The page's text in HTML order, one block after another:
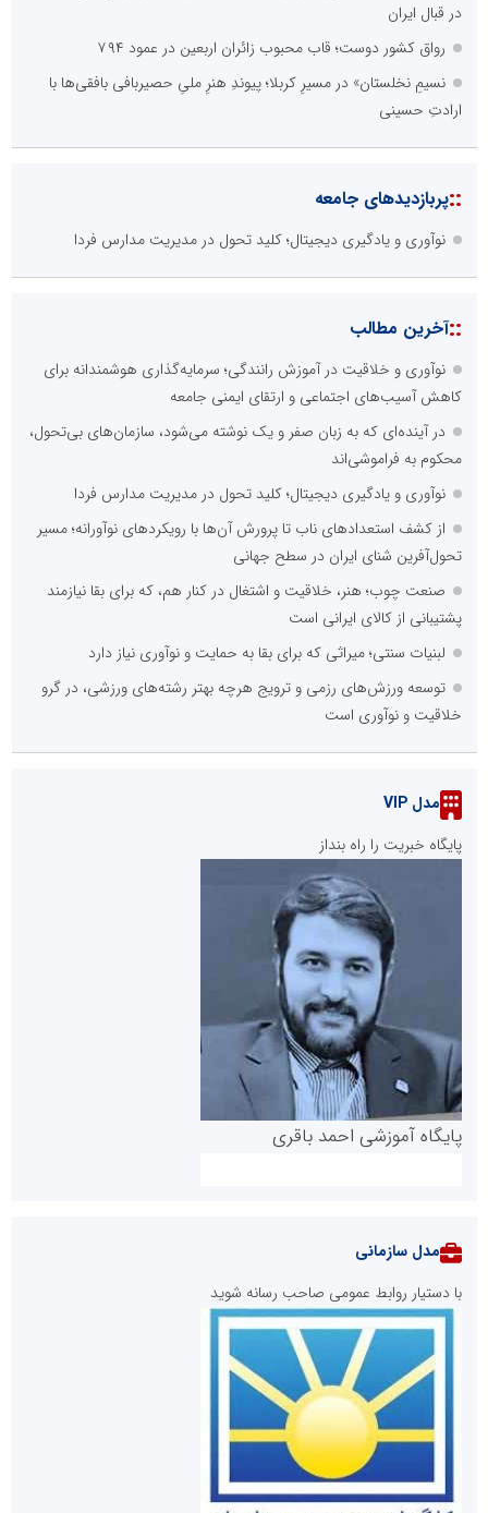
در قبال ایران
رواق کشور دوست؛ قاب محبوب زائران اربعین در عمود ۷۹۴
نسیمِ نخلستان» در مسیرِ کربلا؛ پیوندِ هنرِ ملیِ حصیربافی بافقی‌ها با
ارادتِ حسینی
::پربازدیدهای جامعه
نوآوری و یادگیری دیجیتال؛ کلید تحول در مدیریت مدارس فردا
::آخرین مطالب
نوآوری و خلاقیت در آموزش رانندگی؛ سرمایه‌گذاری هوشمندانه برای
کاهش آسیب‌های اجتماعی و ارتقای ایمنی جامعه
در آینده‌ای که به زبان صفر و یک نوشته می‌شود، سازمان‌های بی‌تحول،
محکوم به فراموشی‌اند
نوآوری و یادگیری دیجیتال؛ کلید تحول در مدیریت مدارس فردا
از کشف استعدادهای ناب تا پرورش آن‌ها با رویکردهای نوآورانه؛ مسیر
تحول‌آفرین شنای ایران در سطح جهانی
صنعت چوب؛ هنر، خلاقیت و اشتغال در کنار هم، که برای بقا نیازمند
پشتیبانی از کالای ایرانی است
لبنیات سنتی؛ میراثی که برای بقا به حمایت و نوآوری نیاز دارد
توسعه ورزش‌های رزمی و ترویج هرچه بهتر رشته‌های ورزشی، در گرو
خلاقیت و نوآوری است
مدل VIP
پایگاه خبریت را راه بنداز
پایگاه آموزشی احمد باقری
روابط عمومی خبرگزاری گزارش خبر
مدل سازمانی
با دستیار روابط عمومی صاحب رسانه شوید